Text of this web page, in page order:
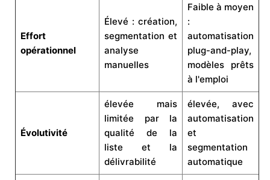
Effort
opérationnel
Élevé : création,
segmentation et
analyse
manuelles
Faible à moyen
:
automatisation
plug-and-play,
modèles prêts
à l'emploi
Évolutivité
élevée mais
limitée par la
qualité de la
liste et la
délivrabilité
élevée, avec
automatisation
et
segmentation
automatique